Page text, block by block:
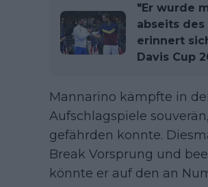
"Er wurde
abseits
erinnert
Davis Cup
Mannarino kämpfte in
Aufschlagspiele
gefährden konnte.
Break Vorsprung und
könnte er auf den an